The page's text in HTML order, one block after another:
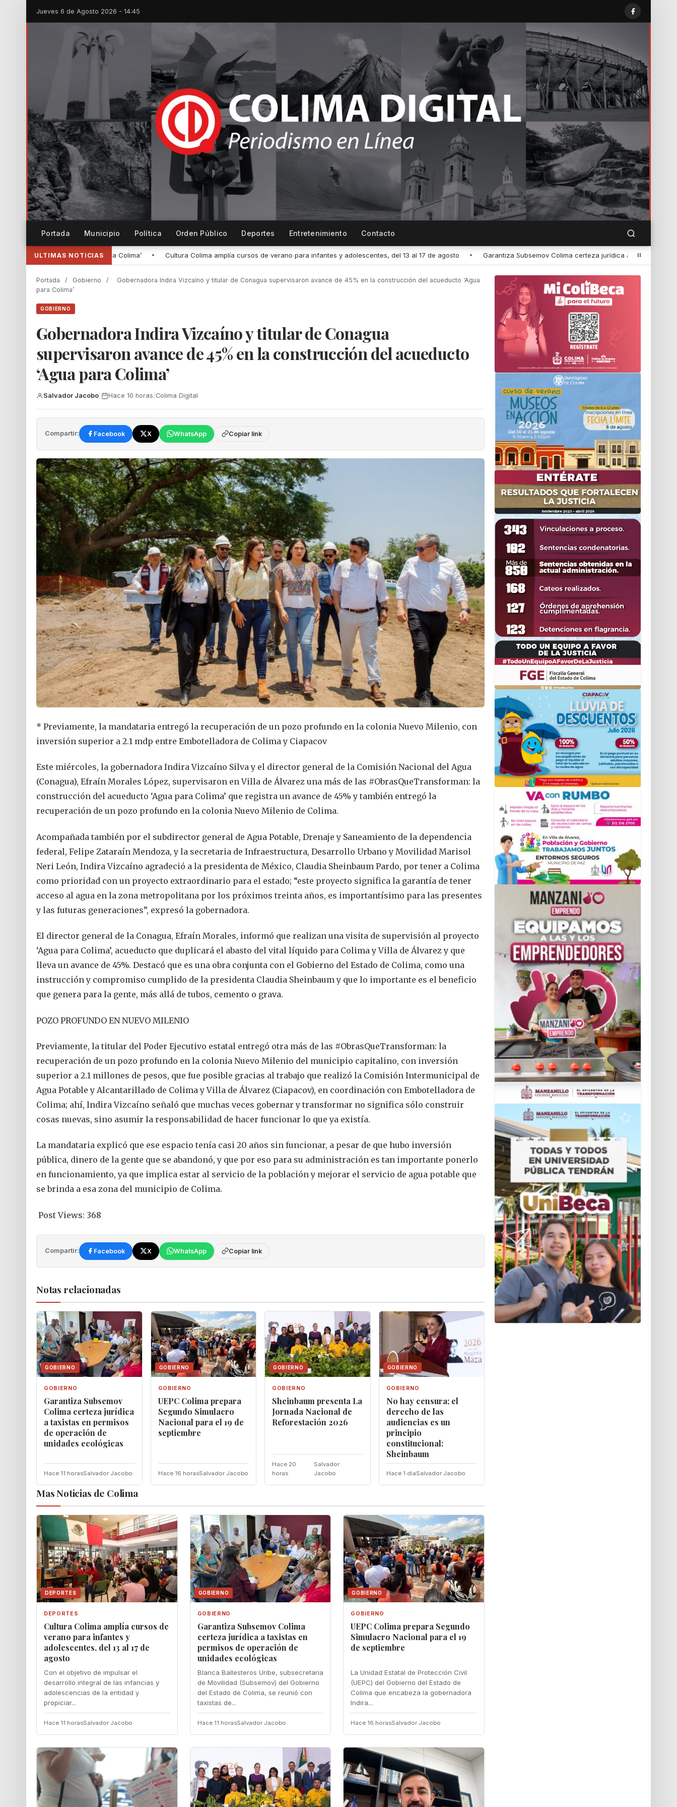
Jueves 6 de Agosto 2026 - 14:45
Portada Municipio Política Orden Público Deportes Entretenimiento Contacto
ULTIMAS NOTICIAS
Cultura Colima amplía cursos de verano para infantes y adolescentes, del 13 al 17 de agosto • Garantiza Subsemov Colima certeza jurídica a taxistas en permisos de operación de unidades
Portada / Gobierno /
Gobernadora Indira Vizcaíno y titular de Conagua supervisaron avance de 45% en la construcción del acueducto ‘Agua
para Colima’
GOBIERNO
Gobernadora Indira Vizcaíno y titular de Conagua
supervisaron avance de 45% en la construcción del acueducto
‘Agua para Colima’
Salvador Jacobo Hace 10 horas Colima Digital
Compartir: Facebook X WhatsApp Copiar link
* Previamente, la mandataria entregó la recuperación de un pozo profundo en la colonia Nuevo Milenio, con
inversión superior a 2.1 mdp entre Embotelladora de Colima y Ciapacov
Este miércoles, la gobernadora Indira Vizcaíno Silva y el director general de la Comisión Nacional del Agua
(Conagua), Efraín Morales López, supervisaron en Villa de Álvarez una más de las #ObrasQueTransforman: la
construcción del acueducto ‘Agua para Colima’ que registra un avance de 45% y también entregó la
recuperación de un pozo profundo en la colonia Nuevo Milenio de Colima.
Acompañada también por el subdirector general de Agua Potable, Drenaje y Saneamiento de la dependencia
federal, Felipe Zataraín Mendoza, y la secretaria de Infraestructura, Desarrollo Urbano y Movilidad Marisol
Neri León, Indira Vizcaíno agradeció a la presidenta de México, Claudia Sheinbaum Pardo, por tener a Colima
como prioridad con un proyecto extraordinario para el estado; “este proyecto significa la garantía de tener
acceso al agua en la zona metropolitana por los próximos treinta años, es importantísimo para las presentes
y las futuras generaciones”, expresó la gobernadora.
El director general de la Conagua, Efraín Morales, informó que realizan una visita de supervisión al proyecto
‘Agua para Colima’, acueducto que duplicará el abasto del vital líquido para Colima y Villa de Álvarez y que
lleva un avance de 45%. Destacó que es una obra conjunta con el Gobierno del Estado de Colima, como una
instrucción y compromiso cumplido de la presidenta Claudia Sheinbaum y que lo importante es el beneficio
que genera para la gente, más allá de tubos, cemento o grava.
POZO PROFUNDO EN NUEVO MILENIO
Previamente, la titular del Poder Ejecutivo estatal entregó otra más de las #ObrasQueTransforman: la
recuperación de un pozo profundo en la colonia Nuevo Milenio del municipio capitalino, con inversión
superior a 2.1 millones de pesos, que fue posible gracias al trabajo que realizó la Comisión Intermunicipal de
Agua Potable y Alcantarillado de Colima y Villa de Álvarez (Ciapacov), en coordinación con Embotelladora de
Colima; ahí, Indira Vizcaíno señaló que muchas veces gobernar y transformar no significa sólo construir
cosas nuevas, sino asumir la responsabilidad de hacer funcionar lo que ya existía.
La mandataria explicó que ese espacio tenía casi 20 años sin funcionar, a pesar de que hubo inversión
pública, dinero de la gente que se abandonó, y que por eso para su administración es tan importante ponerlo
en funcionamiento, ya que implica estar al servicio de la población y mejorar el servicio de agua potable que
se brinda a esa zona del municipio de Colima.
Post Views: 368
Compartir: Facebook X WhatsApp Copiar link
Notas relacionadas
GOBIERNO
GOBIERNO
Garantiza Subsemov
Colima certeza jurídica
a taxistas en permisos
de operación de
unidades ecológicas
Hace 11 horasSalvador Jacobo
GOBIERNO
GOBIERNO
UEPC Colima prepara
Segundo Simulacro
Nacional para el 19 de
septiembre
Hace 16 horasSalvador Jacobo
GOBIERNO
GOBIERNO
Sheinbaum presenta La
Jornada Nacional de
Reforestación 2026
Hace 20
horas
Salvador
Jacobo
GOBIERNO
GOBIERNO
No hay censura; el
derecho de las
audiencias es un
principio
constitucional:
Sheinbaum
Hace 1 diaSalvador Jacobo
Mas Noticias de Colima
DEPORTES
DEPORTES
Cultura Colima amplía cursos de
verano para infantes y
adolescentes, del 13 al 17 de
agosto
Con el objetivo de impulsar el
desarrollo integral de las infancias y
adolescencias de la entidad y
propiciar...
Hace 11 horasSalvador Jacobo
GOBIERNO
GOBIERNO
Garantiza Subsemov Colima
certeza jurídica a taxistas en
permisos de operación de
unidades ecológicas
Blanca Ballesteros Uribe, subsecretaria
de Movilidad (Subsemov) del Gobierno
del Estado de Colima, se reunió con
taxistas de...
Hace 11 horasSalvador Jacobo
GOBIERNO
GOBIERNO
UEPC Colima prepara Segundo
Simulacro Nacional para el 19
de septiembre
La Unidad Estatal de Protección Civil
(UEPC) del Gobierno del Estado de
Colima que encabeza la gobernadora
Indira...
Hace 16 horasSalvador Jacobo